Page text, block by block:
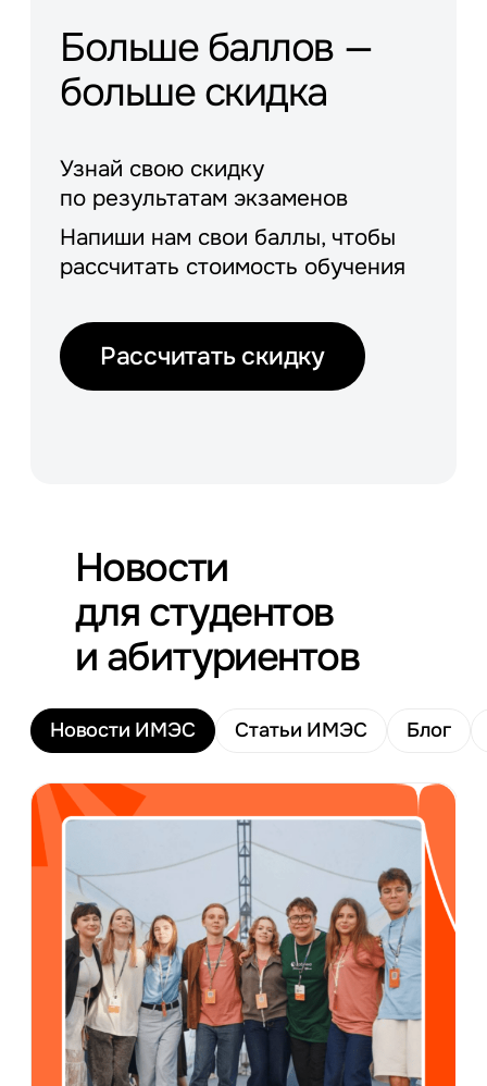
Больше баллов —
больше скидка
Узнай свою скидку
по результатам экзаменов
Напиши нам свои баллы, чтобы
рассчитать стоимость обучения
Рассчитать скидку
Новости
для студентов
и абитуриентов
Новости ИМЭС Статьи ИМЭС Блог